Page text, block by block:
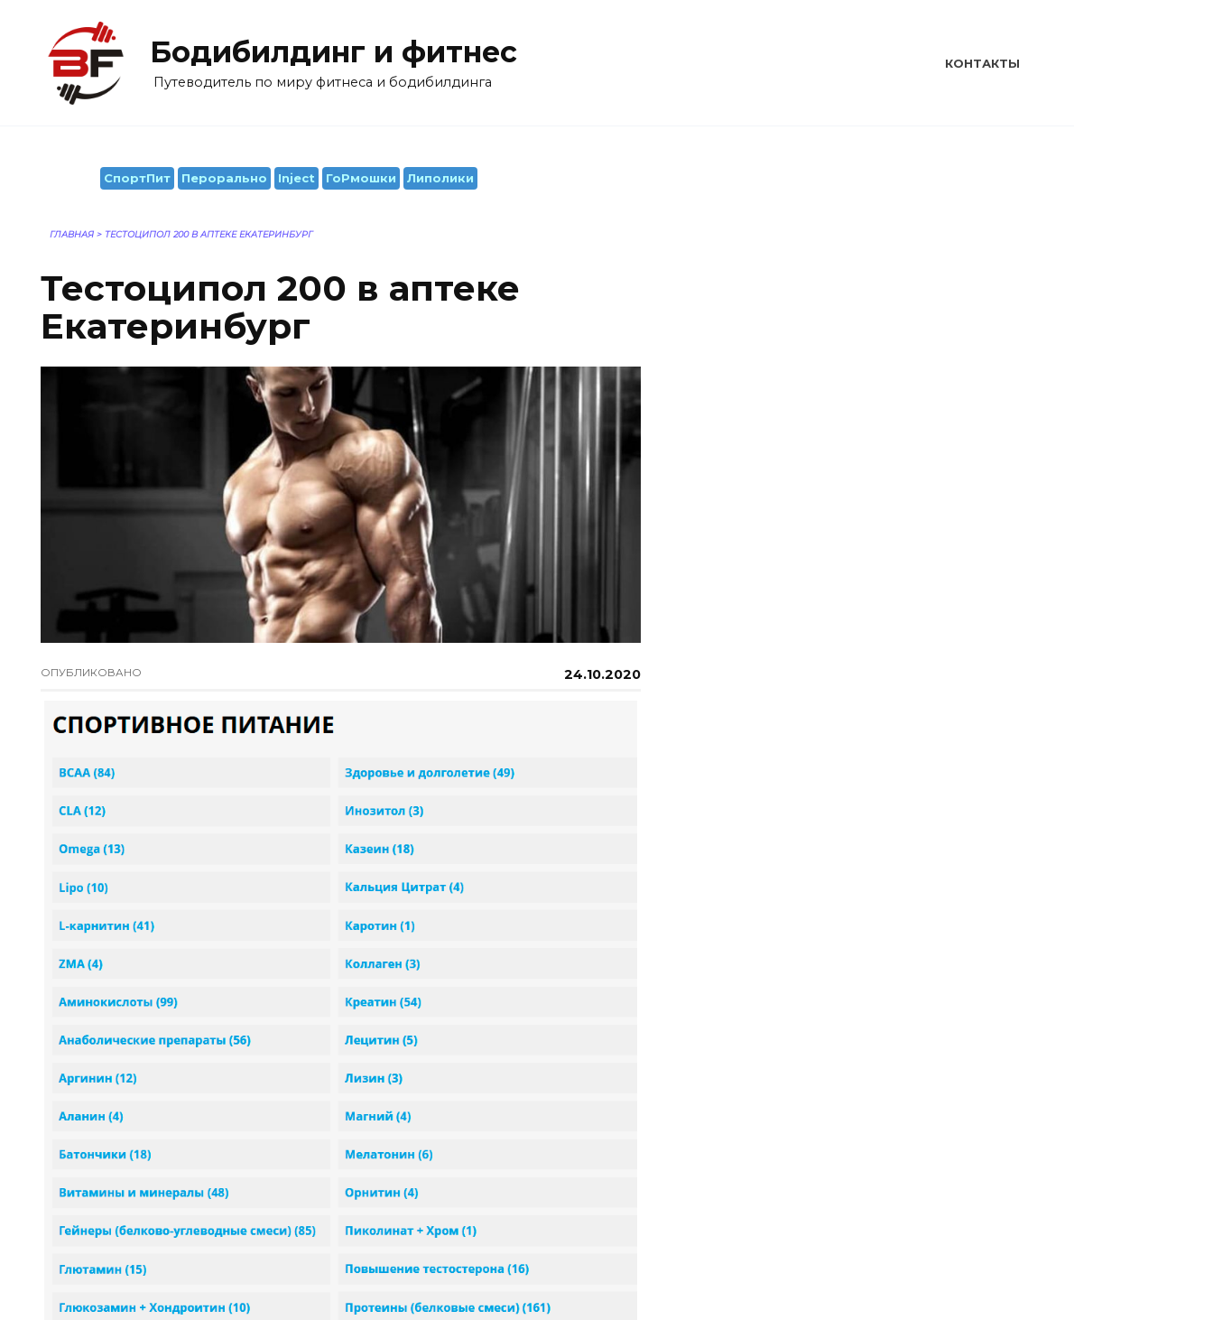
содержанию
Бодибилдинг и фитнес
Путеводитель по миру фитнеса и бодибилдинга
КОНТАКТЫ
СпортПит Перорально Inject ГоРмошки Липолики
ГЛАВНАЯ > ТЕСТОЦИПОЛ 200 В АПТЕКЕ ЕКАТЕРИНБУРГ
Тестоципол 200 в аптеке
Екатеринбург
ОПУБЛИКОВАНО 24.10.2020